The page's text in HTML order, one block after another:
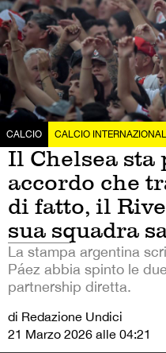
CALCIO CALCIO
Il Chelsea
accordo che
di fatto, il
sua squadra
La stampa argentina
Páez abbia spinto le
partnership diretta.
di Redazione Undici
21 Marzo 2026 alle 04:21